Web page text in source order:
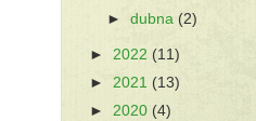
►dubna (2)
► 2022 (11)
► 2021 (13)
► 2020 (4)